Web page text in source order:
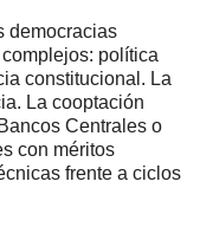
democracias
política
constitucional. La
La cooptación
Centrales o
con méritos
frente a ciclos